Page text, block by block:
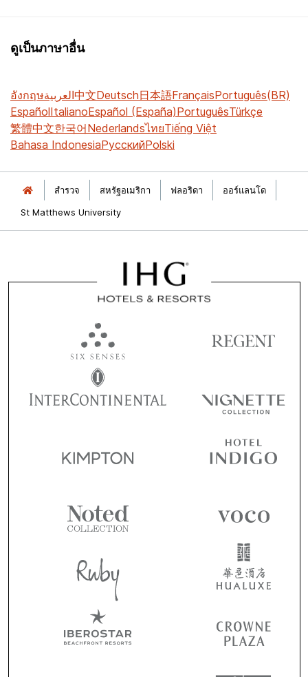
ดูเป็นภาษาอื่น
อังกฤษالعربية中文Deutsch日本語FrançaisPortuguês(BR)
EspañolItalianoEspañol (España)PortuguêsTürkçe
繁體中文한국어NederlandsไทยTiếng Việt
Bahasa IndonesiaРусскийPolski
สำรวจ สหรัฐอเมริกา ฟลอริดา
ออร์แลนโด
St Matthews University